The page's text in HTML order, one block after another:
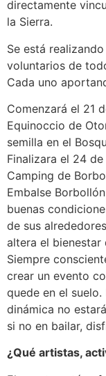
directamente
la Sierra.
Se está
voluntarios de
Cada uno
Comenzará el 21
Equinoccio de
semilla en el
Finalizara el 24
Camping de
Embalse
buenas
de sus
altera el bienestar
Siempre
crear un evento
quede en el
dinámica no
si no en bailar,
¿Qué artistas,